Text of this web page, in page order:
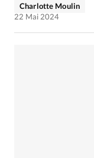
Actualité
Dossier
Charlotte Moulin
22 Mai 2024